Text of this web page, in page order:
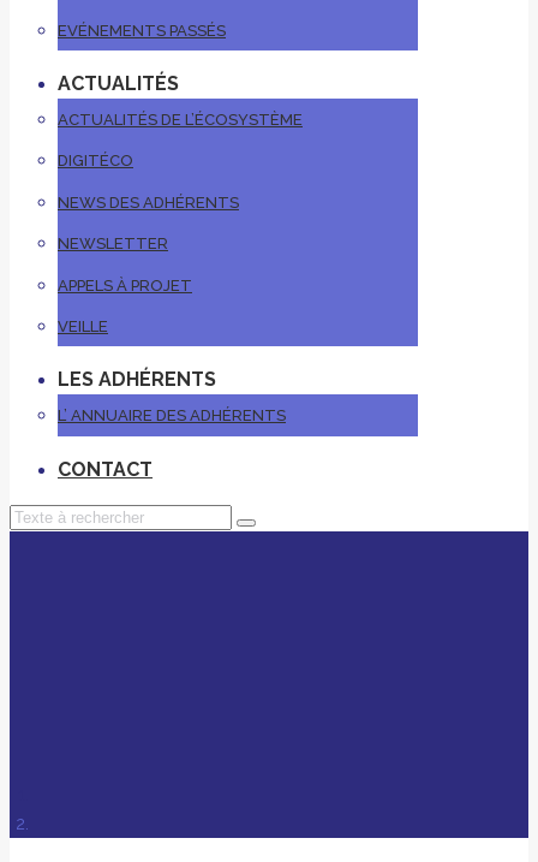
EVÉNEMENTS PASSÉS
ACTUALITÉS
ACTUALITÉS DE L’ÉCOSYSTÈME
DIGITÉCO
NEWS DES ADHÉRENTS
NEWSLETTER
APPELS À PROJET
VEILLE
LES ADHÉRENTS
L’ ANNUAIRE DES ADHÉRENTS
CONTACT